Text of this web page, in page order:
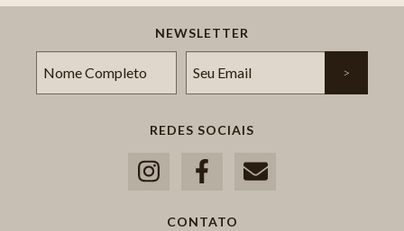
NEWSLETTER
REDES SOCIAIS
CONTATO